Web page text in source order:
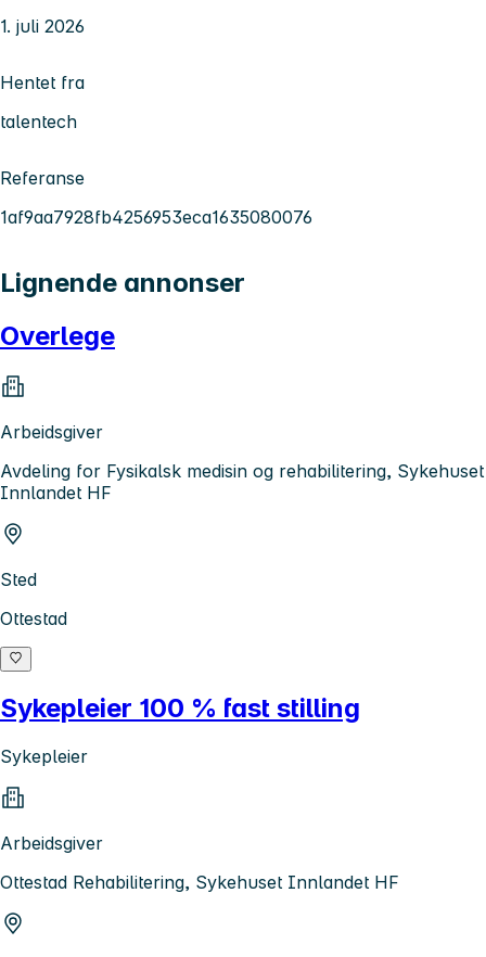
1. juli 2026
Hentet fra
talentech
Referanse
1af9aa7928fb4256953eca1635080076
Lignende annonser
Overlege
Arbeidsgiver
Avdeling for Fysikalsk medisin og rehabilitering, Sykehuset
Innlandet HF
Sted
Ottestad
Sykepleier 100 % fast stilling
Sykepleier
Arbeidsgiver
Ottestad Rehabilitering, Sykehuset Innlandet HF